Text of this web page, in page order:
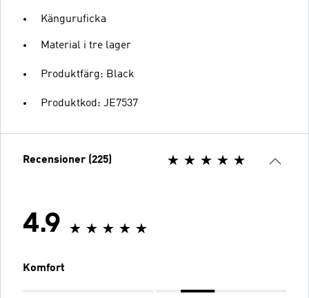
Känguruficka
Material i tre lager
Produktfärg: Black
Produktkod: JE7537
Recensioner (225)
4.9
Komfort